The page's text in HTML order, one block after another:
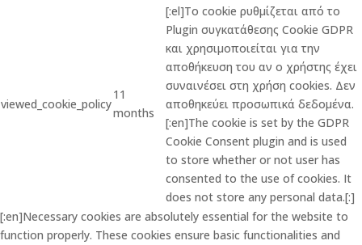
viewed_cookie_policy
11
months
[:el]Το cookie ρυθμίζεται από το
Plugin συγκατάθεσης Cookie GDPR
και χρησιμοποιείται για την
αποθήκευση του αν ο χρήστης έχει
συναινέσει στη χρήση cookies. Δεν
αποθηκεύει προσωπικά δεδομένα.
[:en]The cookie is set by the GDPR
Cookie Consent plugin and is used
to store whether or not user has
consented to the use of cookies. It
does not store any personal data.[:]
[:en]Necessary cookies are absolutely essential for the website to
function properly. These cookies ensure basic functionalities and